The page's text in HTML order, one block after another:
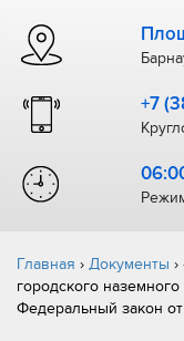
+7
Главная › Документы ›
городского
Федеральный закон